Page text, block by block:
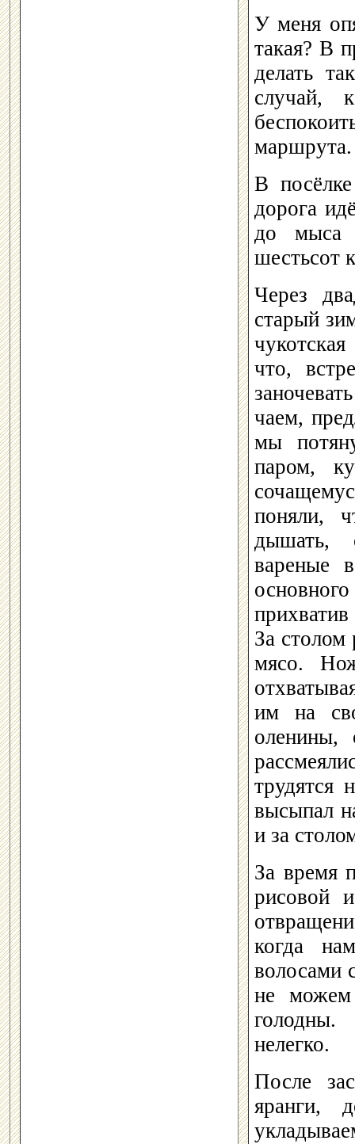
У меня
такая? В
делать
случай,
маршрута.
В
дорога
до мыса
шестьсот
Через
старый
что,
чаем,
мы
паром,
поняли,
дышать,
вареные
За столом
мясо.
им на
оленины,
трудятся
высыпал
и за
За время
рисовой
когда
волосами
не
нелегко.
После
яранги,